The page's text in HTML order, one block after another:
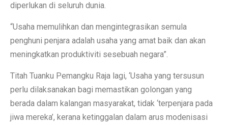
diperlukan di seluruh dunia.
“Usaha memulihkan dan mengintegrasikan semula
penghuni penjara adalah usaha yang amat baik dan akan
meningkatkan produktiviti sesebuah negara”.
Titah Tuanku Pemangku Raja lagi, ‘Usaha yang tersusun
perlu dilaksanakan bagi memastikan golongan yang
berada dalam kalangan masyarakat, tidak ‘terpenjara pada
jiwa mereka’, kerana ketinggalan dalam arus modenisasi